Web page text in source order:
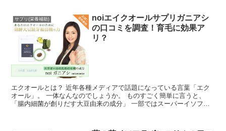
サプリ(栄養補助)
noiエイクオールサプリガニアシ
の口コミを調査！育毛に効果ア
リ？
エクオールとは？ 近年各種メディアで話題になっている言葉「エク
オール」。 一体なんなのでしょうか。 ものすごく簡単に言うと、
「腸内細菌が創りだす大豆由来の成分」 一部ではスーパーイソフラ